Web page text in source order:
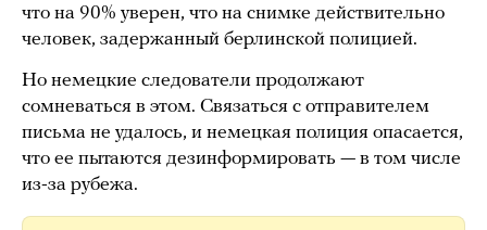
что на 90% уверен, что на снимке действительно
человек, задержанный берлинской полицией.
Но немецкие следователи продолжают
сомневаться в этом. Связаться с отправителем
письма не удалось, и немецкая полиция опасается,
что ее пытаются дезинформировать — в том числе
из-за рубежа.